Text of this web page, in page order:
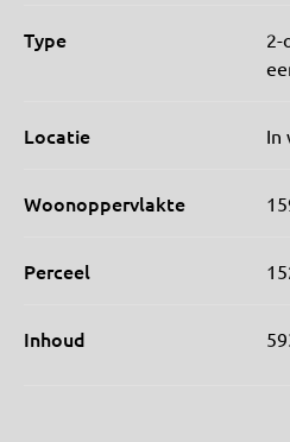
Type
2-
Locatie In
Woonoppervlakte
Perceel
Inhoud